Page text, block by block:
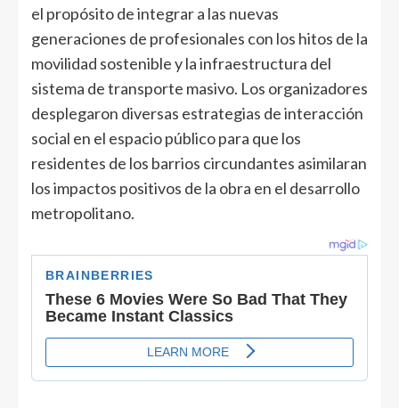
el propósito de integrar a las nuevas
generaciones de profesionales con los hitos de la
movilidad sostenible y la infraestructura del
sistema de transporte masivo. Los organizadores
desplegaron diversas estrategias de interacción
social en el espacio público para que los
residentes de los barrios circundantes asimilaran
los impactos positivos de la obra en el desarrollo
metropolitano.